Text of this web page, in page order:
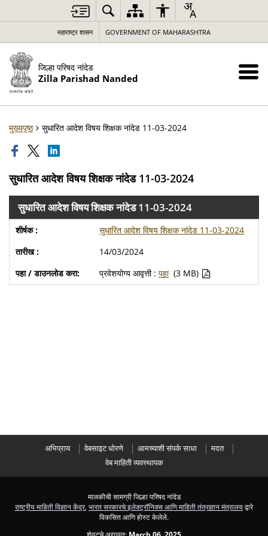
महाराष्ट्र शासन GOVERNMENT OF MAHARASHTRA
जिल्हा परिषद नांदेड
Zilla Parishad Nanded
मुख्यपृष्ठ सुधारित आदेश विषय शिक्षक नांदेड 11-03-2024
सुधारित आदेश विषय शिक्षक नांदेड 11-03-2024
सुधारित आदेश विषय शिक्षक नांदेड 11-03-2024
सुधारित आदेश विषय शिक्षक नांदेड 11-03-2024
14/03/2024
प्रवेशयोग्य आवृत्ती : पहा (3 MB)
अभिप्राय वेबसाइट धोरणे आमच्याशी संपर्क साधा
मदत
वेब माहिती व्यवस्थापक
मालकीची सामग्री जिल्हा परिषद नांदेड
राष्ट्रीय माहिती विज्ञान केंद्र, भारत सरकारचे इलेक्ट्रॉनिक्स आणि माहिती तंत्रज्ञान मंत्रालयद्वारे
विकसित आणि होस्ट केलेले.